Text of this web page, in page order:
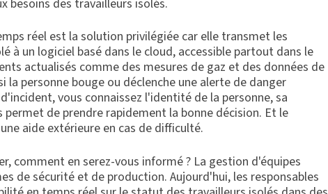
besoins des travailleurs isolés.
réel est la solution privilégiée car elle transmet les
à un logiciel basé dans le cloud, accessible partout dans le
actualisés comme des mesures de gaz et des données de
personne bouge ou déclenche une alerte de danger
vous connaissez l'identité de la personne, sa
de prendre rapidement la bonne décision. Et le
aide extérieure en cas de difficulté.
comment en serez-vous informé ? La gestion d'équipes
de sécurité et de production. Aujourd'hui, les responsables